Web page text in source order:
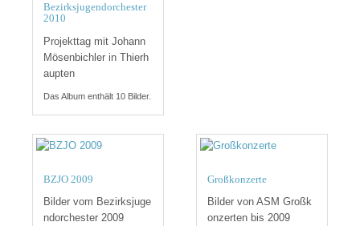
Bezirksjugendorchester
2010
Projekttag mit Johann
Mösenbichler in Thierh
aupten
Das Album enthält 10 Bilder.
BZJO 2009
Bilder vom Bezirksjuge
ndorchester 2009
Großkonzerte
Bilder von ASM Großk
onzerten bis 2009